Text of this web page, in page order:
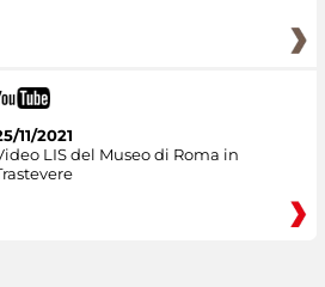
11/2021
LIS del Museo di Roma in